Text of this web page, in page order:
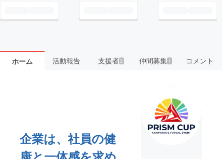
ホーム 活動報告 支援者3 仲間募集 1 コメント
企業は、社員の健